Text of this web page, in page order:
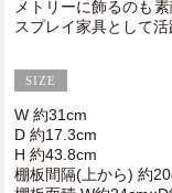
メトリーに飾るのも
スプレイ家具として活
W 約31cm
D 約17.3cm
H 約43.8cm
棚板間隔(上から) 約